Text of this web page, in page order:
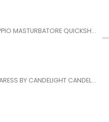
FLESHLIGHT - DOPPIO MASTURBATORE QUICKSHOT STOYA
SHUNGA - MINI CARESS BY CANDELIGHT CANDELA DA MASSAGGIO T VERDE 170 ML